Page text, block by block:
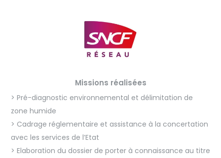
Missions réalisées
> Pré-diagnostic environnemental et délimitation de
zone humide
> Cadrage réglementaire et assistance à la concertation
avec les services de l’Etat
> Elaboration du dossier de porter à connaissance au titre